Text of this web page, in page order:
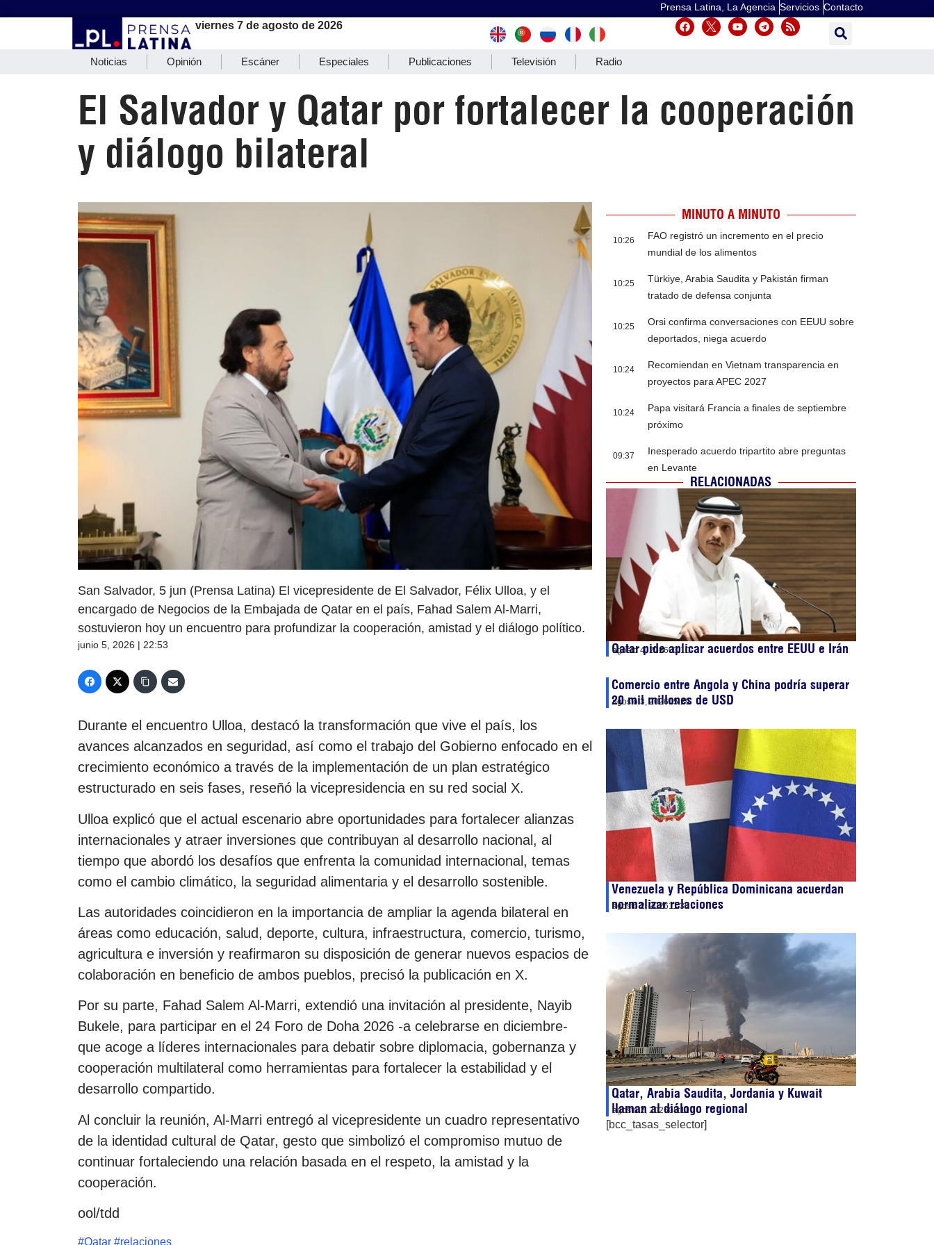
Prensa Latina, La Agencia Servicios Contacto
viernes 7 de agosto de 2026
Noticias Opinión Escáner Especiales Publicaciones Televisión Radio
El Salvador y Qatar por fortalecer la cooperación
y diálogo bilateral
San Salvador, 5 jun (Prensa Latina) El vicepresidente de El Salvador, Félix Ulloa, y el
encargado de Negocios de la Embajada de Qatar en el país, Fahad Salem Al-Marri,
sostuvieron hoy un encuentro para profundizar la cooperación, amistad y el diálogo político.
junio 5, 2026 | 22:53
Durante el encuentro Ulloa, destacó la transformación que vive el país, los
avances alcanzados en seguridad, así como el trabajo del Gobierno enfocado en el
crecimiento económico a través de la implementación de un plan estratégico
estructurado en seis fases, reseñó la vicepresidencia en su red social X.
Ulloa explicó que el actual escenario abre oportunidades para fortalecer alianzas
internacionales y atraer inversiones que contribuyan al desarrollo nacional, al
tiempo que abordó los desafíos que enfrenta la comunidad internacional, temas
como el cambio climático, la seguridad alimentaria y el desarrollo sostenible.
Las autoridades coincidieron en la importancia de ampliar la agenda bilateral en
áreas como educación, salud, deporte, cultura, infraestructura, comercio, turismo,
agricultura e inversión y reafirmaron su disposición de generar nuevos espacios de
colaboración en beneficio de ambos pueblos, precisó la publicación en X.
Por su parte, Fahad Salem Al-Marri, extendió una invitación al presidente, Nayib
Bukele, para participar en el 24 Foro de Doha 2026 -a celebrarse en diciembre-
que acoge a líderes internacionales para debatir sobre diplomacia, gobernanza y
cooperación multilateral como herramientas para fortalecer la estabilidad y el
desarrollo compartido.
Al concluir la reunión, Al-Marri entregó al vicepresidente un cuadro representativo
de la identidad cultural de Qatar, gesto que simbolizó el compromiso mutuo de
continuar fortaleciendo una relación basada en el respeto, la amistad y la
cooperación.
ool/tdd
#Qatar #relaciones
MINUTO A MINUTO
10:26
FAO registró un incremento en el precio
mundial de los alimentos
10:25
Türkiye, Arabia Saudita y Pakistán firman
tratado de defensa conjunta
10:25
Orsi confirma conversaciones con EEUU sobre
deportados, niega acuerdo
10:24
Recomiendan en Vietnam transparencia en
proyectos para APEC 2027
10:24
Papa visitará Francia a finales de septiembre
próximo
09:37
Inesperado acuerdo tripartito abre preguntas
en Levante
RELACIONADAS
Qatar pide aplicar acuerdos entre EEUU e Irán
agosto 4, 202603:10
Comercio entre Angola y China podría superar
20 mil millones de USD
agosto 3, 202615:29
Venezuela y República Dominicana acuerdan
normalizar relaciones
agosto 2, 202611:36
Qatar, Arabia Saudita, Jordania y Kuwait
llaman al diálogo regional
agosto 2, 202608:11
[bcc_tasas_selector]